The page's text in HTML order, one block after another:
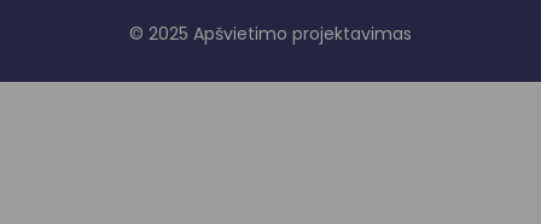
© 2025 Apšvietimo projektavimas